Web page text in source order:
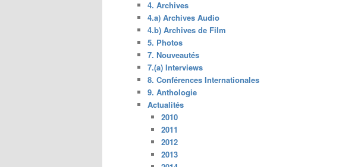
4. Archives
4.a) Archives Audio
4.b) Archives de Film
5. Photos
7. Nouveautés
7.(a) Interviews
8. Conférences Internationales
9. Anthologie
Actualités
2010
2011
2012
2013